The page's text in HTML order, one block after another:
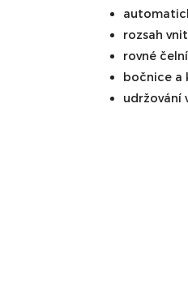
rozsah
rovné
bočnice a
udržování